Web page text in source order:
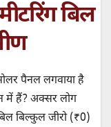
बिल
पैनल लगवाया है
में हैं? अक्सर लोग
बिल्कुल जीरो (₹0)